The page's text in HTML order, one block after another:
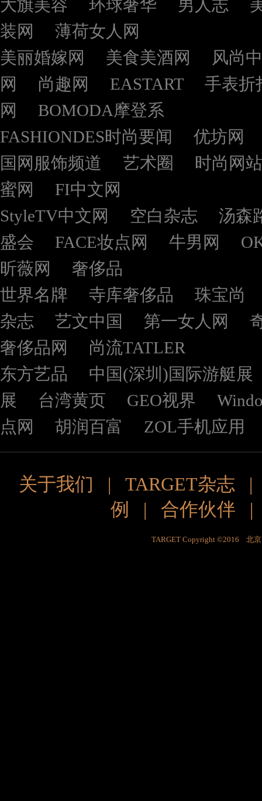
大旗美容 环球奢华 男人志
装网
薄荷女人网
美丽婚嫁网
美食美酒网
风尚
网
尚趣网 EASTART
手表折
网
BOMODA摩登系
FASHIONDES时尚要闻
优坊网
国网服饰频道
艺术圈
时尚网站
蜜网
FI中文网
StyleTV中文网
空白杂志
汤森
盛会
FACE妆点网 牛男网
昕薇网
奢侈品
世界名牌
寺库奢侈品
珠宝尚
杂志
艺文中国 第一女人网
奢侈品网
尚流TATLER
东方艺品
中国(深圳)国际游艇展
展
台湾黄页 GEO视界
点网
胡润百富 ZOL手机应用
关于我们 | TARGET杂志
例
| 合作伙伴
TARGET Copyright ©2016 北